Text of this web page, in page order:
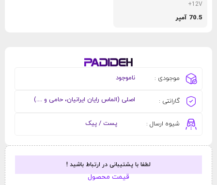
12V+
70.5 آمپر
موجودی : ناموجود
گارانتی : اصلی (الماس رایان ایرانیان، حامی و ....)
شیوه ارسال : پست / پیک
لطفا با پشتیبانی در ارتباط باشید !
قیمت محصول